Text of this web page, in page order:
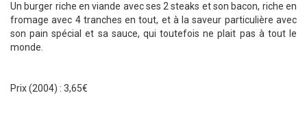
Un burger riche en viande avec ses 2 steaks et son bacon, riche en
fromage avec 4 tranches en tout, et à la saveur particulière avec
son pain spécial et sa sauce, qui toutefois ne plait pas à tout le
monde.
Prix (2004) : 3,65€